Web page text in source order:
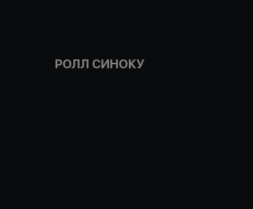
РОЛЛ СИНОКУ